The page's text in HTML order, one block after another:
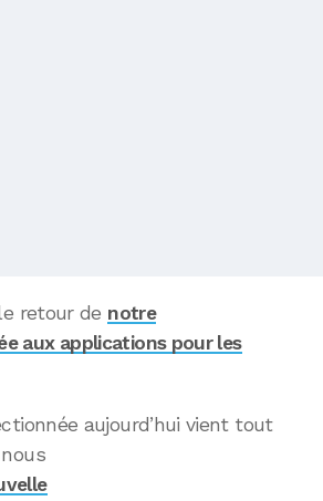
retour de notre
aux applications pour les
aujourd’hui vient tout